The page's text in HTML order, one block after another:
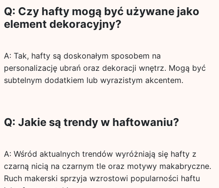
Q: Czy hafty mogą być używane jako
element dekoracyjny?
A: Tak, hafty są doskonałym sposobem na
personalizację ubrań oraz dekoracji wnętrz. Mogą być
subtelnym dodatkiem lub wyrazistym akcentem.
Q: Jakie są trendy w haftowaniu?
A: Wśród aktualnych trendów wyróżniają się hafty z
czarną nicią na czarnym tle oraz motywy makabryczne.
Ruch makerski sprzyja wzrostowi popularności haftu